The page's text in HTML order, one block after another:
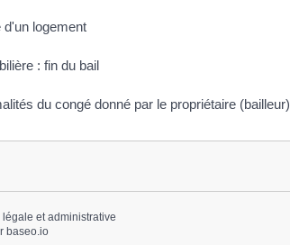
logement
: fin du bail
du congé donné par le propriétaire (bailleur)
et administrative
baseo.io